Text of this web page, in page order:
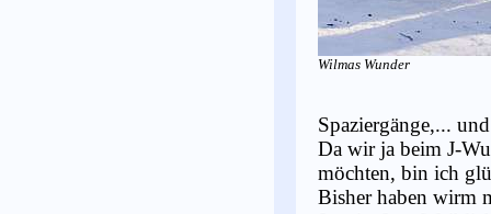
Wilmas Wunder
Spaziergänge,...
Da wir ja beim J-
möchten, bin ich
Bisher haben wirm